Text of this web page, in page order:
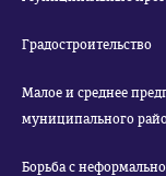
Градостроительство
Малое и среднее
муниципального
Борьба с